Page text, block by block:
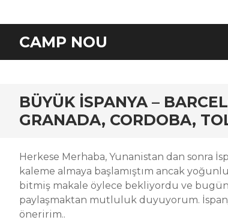
CAMP NOU
BÜYÜK İSPANYA –
GRANADA, CORDOBA,
Herkese Merhaba, Yunanistan dan sonra
kaleme almaya başlamıştım ancak
bitmiş makale öylece bekliyordu ve
paylaşmaktan mutluluk duyuyorum.
öneririm..